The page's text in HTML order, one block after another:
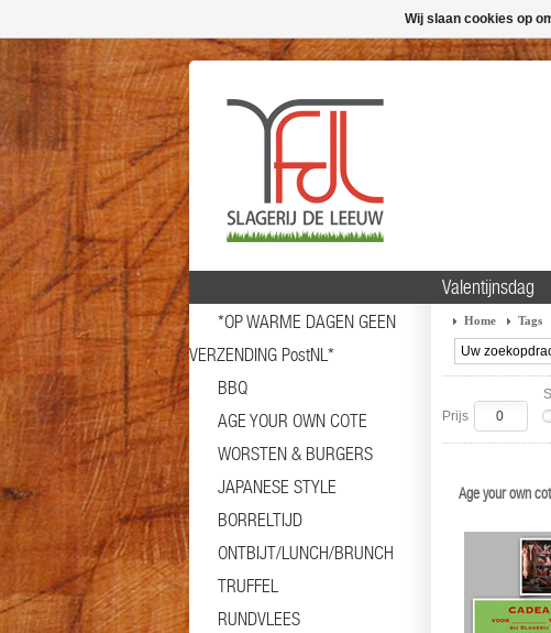
*OP WARME DAGEN GEEN
VERZENDING PostNL*
BBQ
AGE YOUR OWN COTE
WORSTEN & BURGERS
JAPANESE STYLE
BORRELTIJD
ONTBIJT/LUNCH/BRUNCH
TRUFFEL
RUNDVLEES
Valentijnsdag
Home Tags
Prijs
Age your own
Wij slaan cookies op